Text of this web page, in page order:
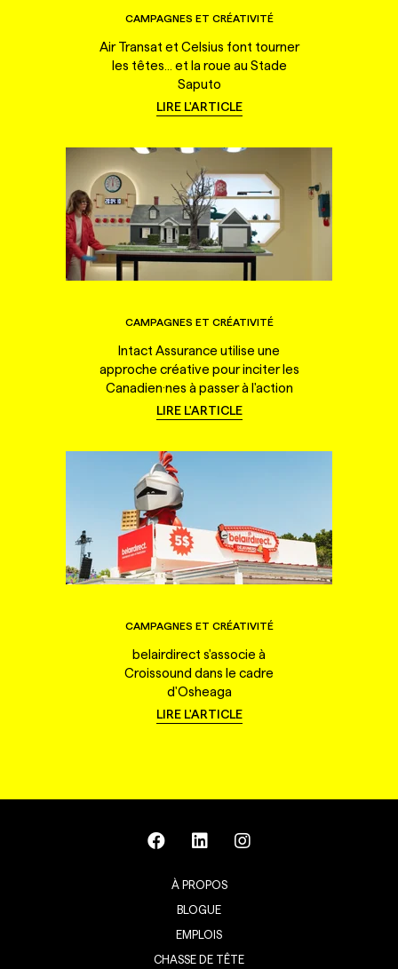
CAMPAGNES ET CRÉATIVITÉ
Air Transat et Celsius font tourner
les têtes... et la roue au Stade
Saputo
LIRE L'ARTICLE
CAMPAGNES ET CRÉATIVITÉ
Intact Assurance utilise une
approche créative pour inciter les
Canadien·nes à passer à l'action
LIRE L'ARTICLE
CAMPAGNES ET CRÉATIVITÉ
belairdirect s'associe à
Croissound dans le cadre
d'Osheaga
LIRE L'ARTICLE
À PROPOS
BLOGUE
EMPLOIS
CHASSE DE TÊTE